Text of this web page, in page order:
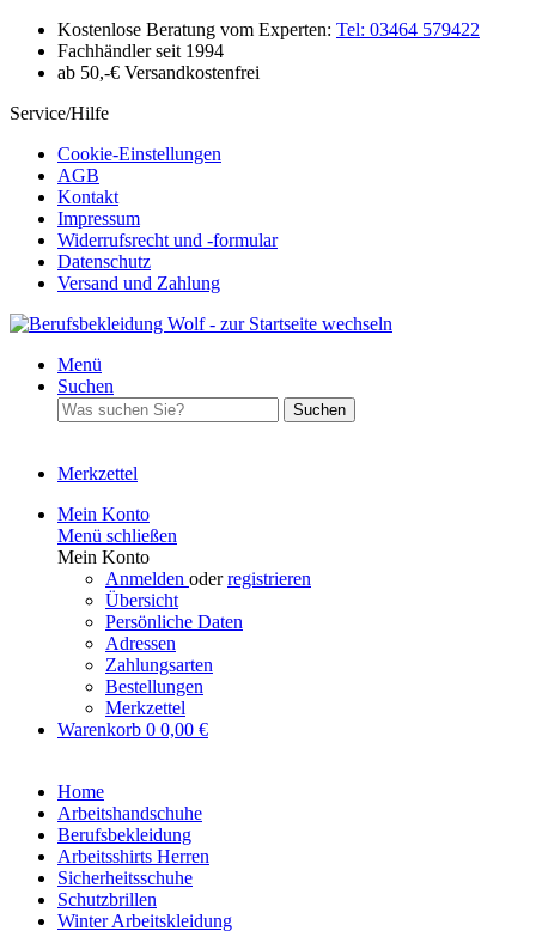
Kostenlose Beratung vom Experten: Tel: 03464 579422
Fachhändler seit 1994
ab 50,-€ Versandkostenfrei
Service/Hilfe
Cookie-Einstellungen
AGB
Kontakt
Impressum
Widerrufsrecht und -formular
Datenschutz
Versand und Zahlung
Menü
Suchen
Suchen
Merkzettel
Mein Konto
Menü schließen
Mein Konto
Anmelden oderregistrieren
Übersicht
Persönliche Daten
Adressen
Zahlungsarten
Bestellungen
Merkzettel
Warenkorb 0 0,00 €
Home
Arbeitshandschuhe
Berufsbekleidung
Arbeitsshirts Herren
Sicherheitsschuhe
Schutzbrillen
Winter Arbeitskleidung